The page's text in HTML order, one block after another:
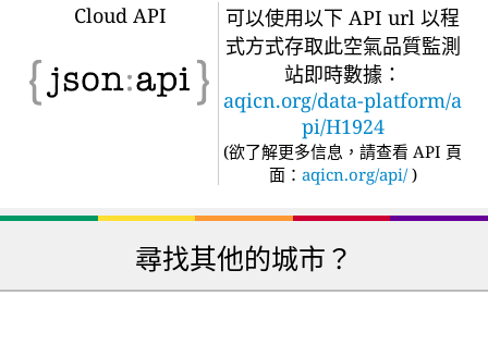
Cloud API
可以使用以下 API url 以程
式方式存取此空氣品質監測
站即時數據：
aqicn.org/data-platform/a
pi/H1924
(欲了解更多信息，請查看 API 頁
面： aqicn.org/api/ )
尋找其他的城市？